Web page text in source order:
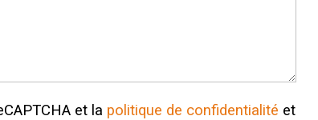
et la politique de confidentialité et